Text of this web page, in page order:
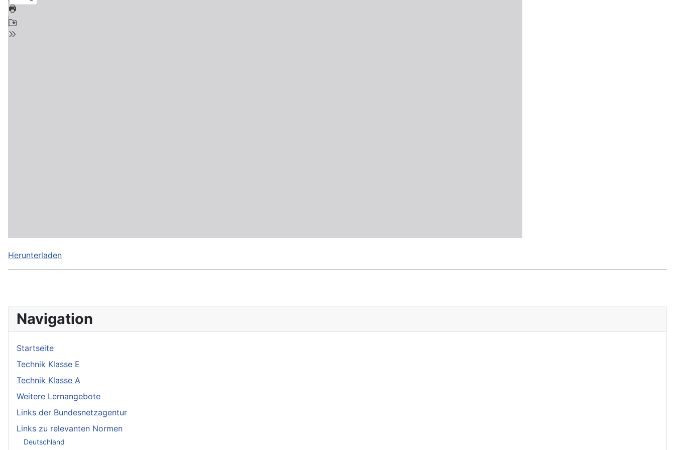
Navigation
Startseite
Technik Klasse E
Technik Klasse A
Weitere Lernangebote
Links der Bundesnetzagentur
Links zu relevanten Normen
Deutschland
Herunterladen